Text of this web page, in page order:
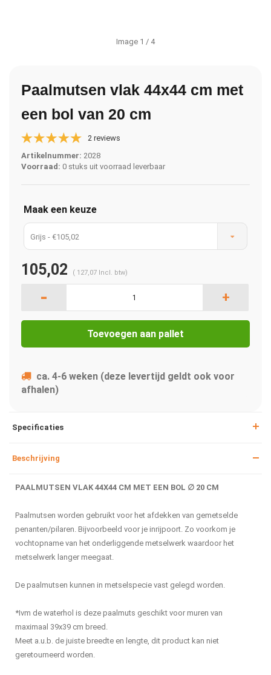
Image 1 / 4
Paalmutsen vlak 44x44 cm met
een bol van 20 cm
2 reviews
Artikelnummer: 2028
Voorraad: 0 stuks uit voorraad leverbaar
Maak een keuze
Grijs - €105,02
105,02 ( 127,07 Incl. btw)
- +
Toevoegen aan pallet
ca. 4-6 weken (deze levertijd geldt ook voor
afhalen)
Specificaties
Beschrijving
PAALMUTSEN VLAK 44X44 CM MET EEN BOL ∅ 20 CM
Paalmutsen worden gebruikt voor het afdekken van gemetselde
penanten/pilaren. Bijvoorbeeld voor je inrijpoort. Zo voorkom je
vochtopname van het onderliggende metselwerk waardoor het
metselwerk langer meegaat.
De paalmutsen kunnen in metselspecie vast gelegd worden.
*Ivm de waterhol is deze paalmuts geschikt voor muren van
maximaal 39x39 cm breed.
Meet a.u.b. de juiste breedte en lengte, dit product kan niet
geretourneerd worden.